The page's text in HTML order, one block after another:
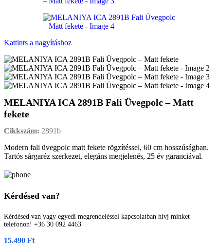
Kattints a nagyításhoz
MELANIYA ICA 2891B Fali Üvegpolc – Matt
fekete
Cikkszám: 2891b
Modern fali üvegpolc matt fekete rögzítéssel, 60 cm hosszúságban.
Tartós sárgaréz szerkezet, elegáns megjelenés, 25 év garanciával.
Kérdésed van?
Kérdésed van vagy egyedi megrendeléssel kapcsolatban hívj minket
telefonon! +36 30 092 4463
15.490 Ft